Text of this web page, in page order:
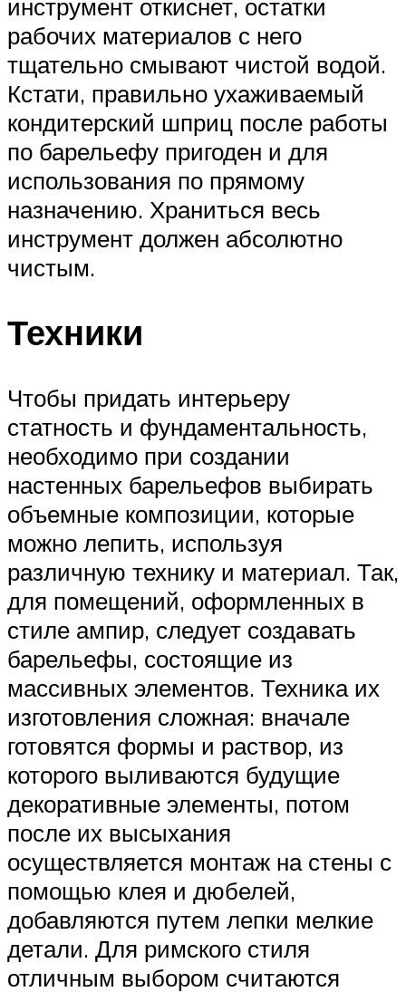
инструмент откиснет, остатки
рабочих материалов с него
тщательно смывают чистой водой.
Кстати, правильно ухаживаемый
кондитерский шприц после работы
по барельефу пригоден и для
использования по прямому
назначению. Храниться весь
инструмент должен абсолютно
чистым.
Техники
Чтобы придать интерьеру
статность и фундаментальность,
необходимо при создании
настенных барельефов выбирать
объемные композиции, которые
можно лепить, используя
различную технику и материал. Так,
для помещений, оформленных в
стиле ампир, следует создавать
барельефы, состоящие из
массивных элементов. Техника их
изготовления сложная: вначале
готовятся формы и раствор, из
которого выливаются будущие
декоративные элементы, потом
после их высыхания
осуществляется монтаж на стены с
помощью клея и дюбелей,
добавляются путем лепки мелкие
детали. Для римского стиля
отличным выбором считаются